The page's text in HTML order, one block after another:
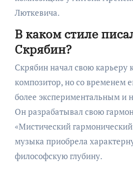
Люткевича.
В каком стиле
Скрябин?
Скрябин начал свою карьеру
композитор, но со временем
более экспериментальным и
Он разрабатывал свою
«Мистический гармонический
музыка приобрела
философскую глубину.